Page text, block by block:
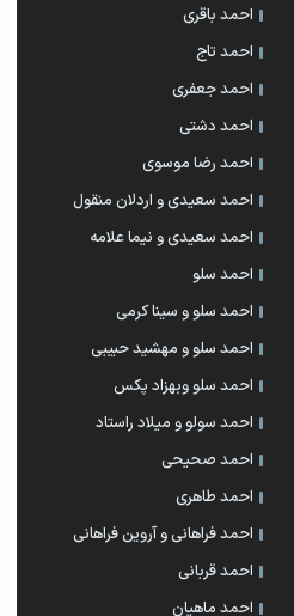
احمد باقری
احمد تاج
احمد جعفری
احمد دشتی
احمد رضا موسوی
احمد سعیدی و اردلان منقول
احمد سعیدی و نیما علامه
احمد سلو
احمد سلو و سینا کرمی
احمد سلو و مهشید حبیبی
احمد سلو وبهزاد پکس
احمد سولو و میلاد راستاد
احمد صحیحی
احمد طاهری
احمد فراهانی و آروین فراهانی
احمد قربانی
احمد ماهیان